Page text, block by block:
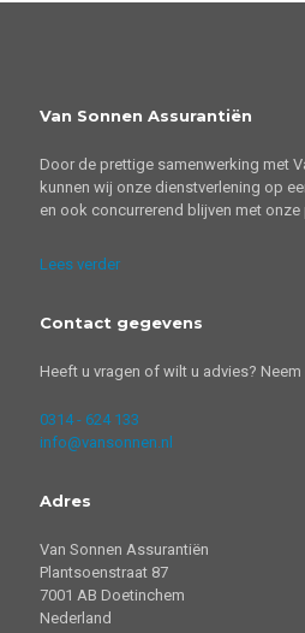
Van Sonnen Assurantiën
Door de prettige samenwerking met
kunnen wij onze dienstverlening op
en ook concurrerend blijven met onze
Lees verder
Contact gegevens
Heeft u vragen of wilt u advies?
0314 - 624 133
info@vansonnen.nl
Adres
Van Sonnen Assurantiën
Plantsoenstraat 87
7001 AB Doetinchem
Nederland